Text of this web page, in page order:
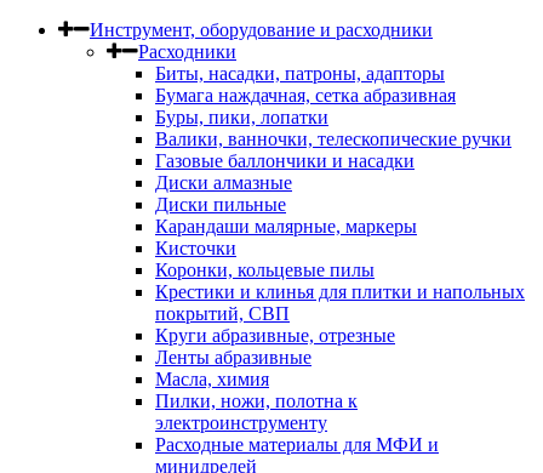
Инструмент, оборудование и расходники
Расходники
Биты, насадки, патроны, адапторы
Бумага наждачная, сетка абразивная
Буры, пики, лопатки
Валики, ванночки, телескопические ручки
Газовые баллончики и насадки
Диски алмазные
Диски пильные
Карандаши малярные, маркеры
Кисточки
Коронки, кольцевые пилы
Крестики и клинья для плитки и напольных
покрытий, СВП
Круги абразивные, отрезные
Ленты абразивные
Масла, химия
Пилки, ножи, полотна к
электроинструменту
Расходные материалы для МФИ и
минидрелей